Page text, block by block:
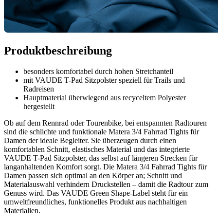
Produktbeschreibung
besonders komfortabel durch hohen Stretchanteil
mit VAUDE T-Pad Sitzpolster speziell für Trails und
Radreisen
Hauptmaterial überwiegend aus recyceltem Polyester
hergestellt
Ob auf dem Rennrad oder Tourenbike, bei entspannten Radtouren
sind die schlichte und funktionale Matera 3/4 Fahrrad Tights für
Damen der ideale Begleiter. Sie überzeugen durch einen
komfortablen Schnitt, elastisches Material und das integrierte
VAUDE T-Pad Sitzpolster, das selbst auf längeren Strecken für
langanhaltenden Komfort sorgt. Die Matera 3/4 Fahrrad Tights für
Damen passen sich optimal an den Körper an; Schnitt und
Materialauswahl verhindern Druckstellen – damit die Radtour zum
Genuss wird. Das VAUDE Green Shape-Label steht für ein
umweltfreundliches, funktionelles Produkt aus nachhaltigen
Materialien.